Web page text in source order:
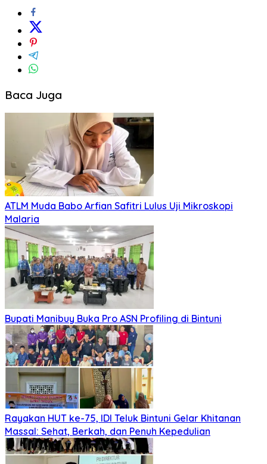
Baca Juga
ATLM Muda Babo Arfian Safitri Lulus Uji Mikroskopi
Malaria
Bupati Manibuy Buka Pro ASN Profiling di Bintuni
Rayakan HUT ke-75, IDI Teluk Bintuni Gelar Khitanan
Massal: Sehat, Berkah, dan Penuh Kepedulian